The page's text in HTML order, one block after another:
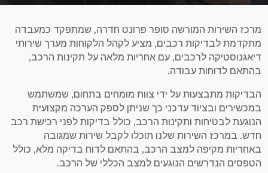
מרכז השירות המורשה סופר פרונט חדרה, שמתפקד כמעבדה
מתקדמת לבדיקות רכבים, מציע לקהל הלקוחות מערך שירותי
דיאגנוסטיקה לרכבים, עם אחריות מלאה על תקינות הרכב,
בהתאם לדוחות עבודה.
הבדיקות מתבצעות על ידי צוות מומחים בתחום, שמשתמש
במכשירים ובציוד עדכני כך שניתן לספק הערכה מקצועית
הנוגעת לבטיחות ותקינות הרכב, כולל בדיקות לפני רכישת רכב
חדש. במרכז השירות שלנו תוכלו לקבל שירות שמגובה
באחריות מקיפה למצב הרכב, בהתאם לדוח בדיקה מלא, כולל
הטפסים הנדרשים הנוגעים למצב הכללי של הרכב.